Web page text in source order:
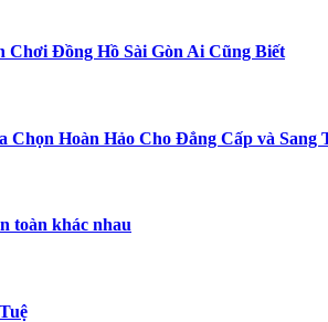
Chơi Đồng Hồ Sài Gòn Ai Cũng Biết
Hoàn Hảo Cho Đẳng Cấp và Sang
toàn khác nhau